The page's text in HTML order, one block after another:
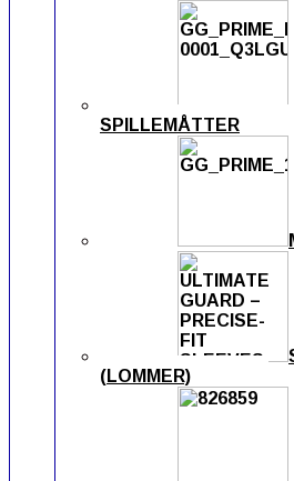
SPILLEMÅTTER
(LOMMER)